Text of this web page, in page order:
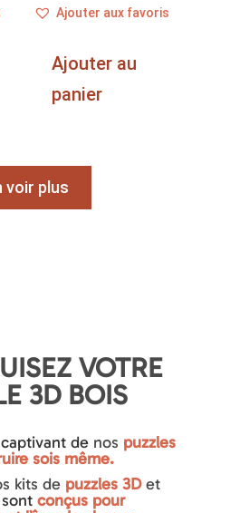
Ajouter aux favoris
Ajouter au
panier
voir plus
VOTRE
3D BOIS
captivant de nos puzzles
sois même.
kits depuzzles 3Det
sont conçus pour